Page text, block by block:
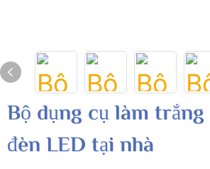
Bộ dụng cụ làm
đèn LED tại nhà